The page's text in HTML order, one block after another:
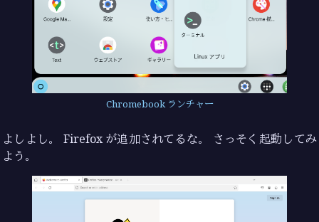
Chromebook ランチャー
よしよし。 Firefox が追加されてるな。 さっそく起動してみ
よう。